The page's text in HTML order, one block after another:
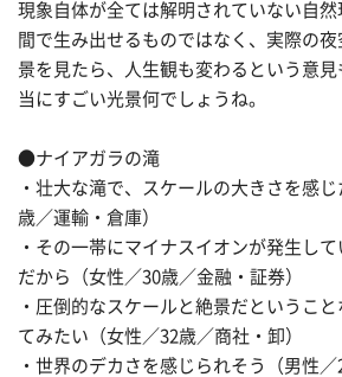
現象自体が全ては解明されていない自然
間で生み出せるものではなく、実際の
景を見たら、人生観も変わるという意
当にすごい光景何でしょうね。
●ナイアガラの滝
・壮大な滝で、スケールの大きさを感
歳／運輸・倉庫）
・その一帯にマイナスイオンが発生し
だから（女性／30歳／金融・証券）
・圧倒的なスケールと絶景だというこ
てみたい（女性／32歳／商社・卸）
・世界のデカさを感じられそう（男性／